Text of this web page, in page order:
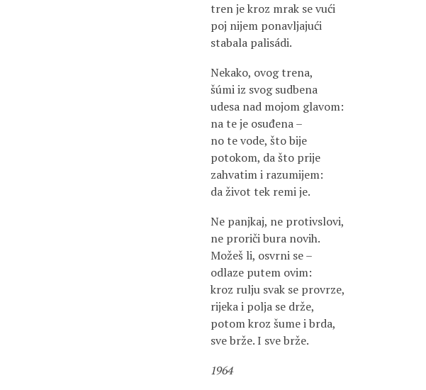
tren je kroz mrak se vući
poj nijem ponavljajući
stabala palisádi.
Nekako, ovog trena,
šúmi iz svog sudbena
udesa nad mojom glavom:
na te je osuđena –
no te vode, što bije
potokom, da što prije
zahvatim i razumijem:
da život tek remi je.
Ne panjkaj, ne protivslovi,
ne proriči bura novih.
Možeš li, osvrni se –
odlaze putem ovim:
kroz rulju svak se provrze,
rijeka i polja se drže,
potom kroz šume i brda,
sve brže. I sve brže.
1964